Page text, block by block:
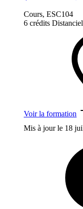
Cours, ESC104
6 crédits Distanciel
Voir la formation
Mis à jour le 18